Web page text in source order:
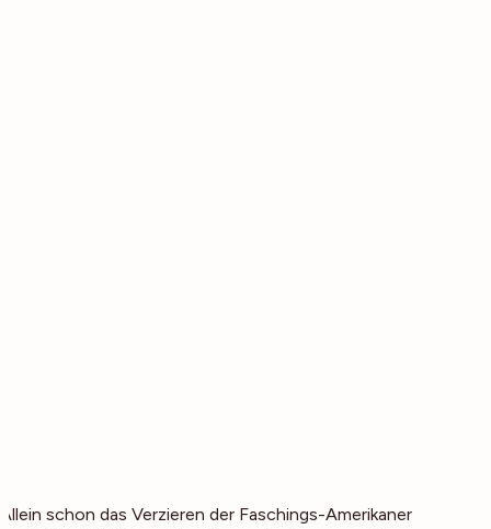
Allein schon das Verzieren der Faschings-Amerikaner